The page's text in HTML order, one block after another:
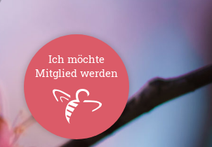
Ich möchte
Mitglied werden